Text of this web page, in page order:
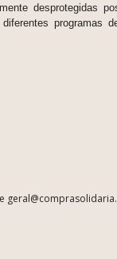
desprotegidas
programas